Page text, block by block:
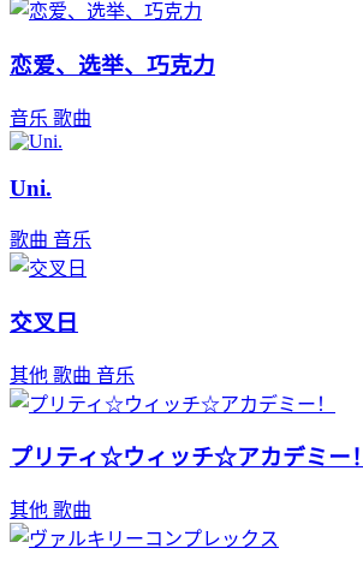
恋爱、选举、巧克力
音乐 歌曲
Uni.
歌曲 音乐
交叉日
其他 歌曲 音乐
プリティ☆ウィッチ☆アカデミー！
其他 歌曲